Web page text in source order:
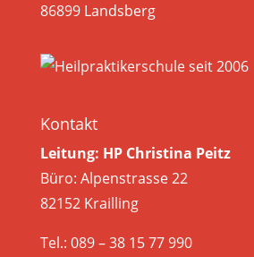
86899 Landsberg
Kontakt
Leitung: HP Christina Peitz
Büro: Alpenstrasse 22
82152 Krailling
Tel.: 089 – 38 15 77 990